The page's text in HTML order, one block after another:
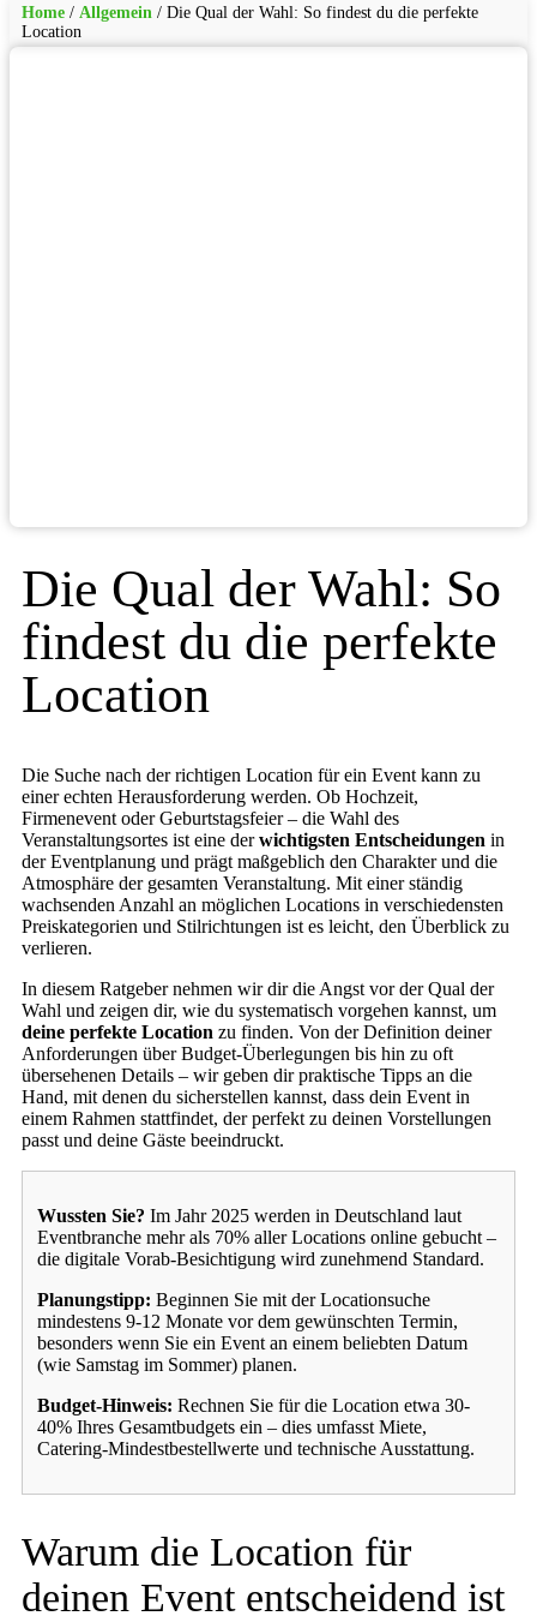
Home / Allgemein / Die Qual der Wahl: So findest du die perfekte
Location
Die Qual der Wahl: So
findest du die perfekte
Location
Die Suche nach der richtigen Location für ein Event kann zu
einer echten Herausforderung werden. Ob Hochzeit,
Firmenevent oder Geburtstagsfeier – die Wahl des
Veranstaltungsortes ist eine derwichtigsten Entscheidungen in
der Eventplanung und prägt maßgeblich den Charakter und die
Atmosphäre der gesamten Veranstaltung. Mit einer ständig
wachsenden Anzahl an möglichen Locations in verschiedensten
Preiskategorien und Stilrichtungen ist es leicht, den Überblick zu
verlieren.
In diesem Ratgeber nehmen wir dir die Angst vor der Qual der
Wahl und zeigen dir, wie du systematisch vorgehen kannst, um
deine perfekte Location zu finden. Von der Definition deiner
Anforderungen über Budget-Überlegungen bis hin zu oft
übersehenen Details – wir geben dir praktische Tipps an die
Hand, mit denen du sicherstellen kannst, dass dein Event in
einem Rahmen stattfindet, der perfekt zu deinen Vorstellungen
passt und deine Gäste beeindruckt.
Wussten Sie? Im Jahr 2025 werden in Deutschland laut
Eventbranche mehr als 70% aller Locations online gebucht –
die digitale Vorab-Besichtigung wird zunehmend Standard.
Planungstipp: Beginnen Sie mit der Locationsuche
mindestens 9-12 Monate vor dem gewünschten Termin,
besonders wenn Sie ein Event an einem beliebten Datum
(wie Samstag im Sommer) planen.
Budget-Hinweis: Rechnen Sie für die Location etwa 30-
40% Ihres Gesamtbudgets ein – dies umfasst Miete,
Catering-Mindestbestellwerte und technische Ausstattung.
Warum die Location für
deinen Event entscheidend ist